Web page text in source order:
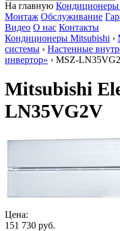
На главную Кондиционеры
Монтаж Обслуживание
Видео О нас Контакты
Кондиционеры Mitsubishi ›
системы › Настенные
инвертор» › MSZ-
Mitsubishi
LN35VG2V
Цена:
151 730 руб.